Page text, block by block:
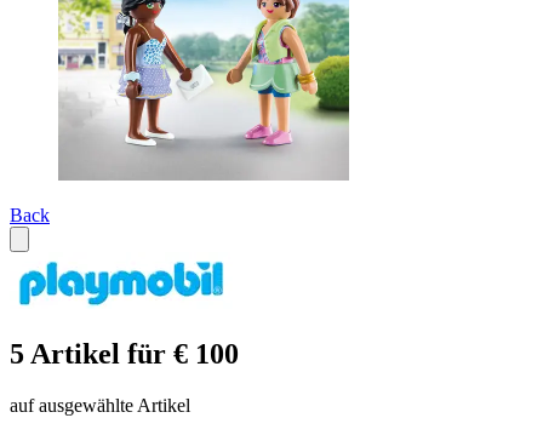
Back
5 Artikel für € 100
auf ausgewählte Artikel